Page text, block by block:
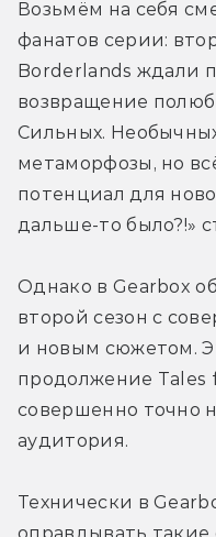
Возьмём на себя
фанатов серии:
Borderlands ждали
возвращение
Сильных.
метаморфозы, но
потенциал для
дальше-то было?!»
Однако в Gearbox
второй сезон с
и новым сюжетом.
продолжение Tales
совершенно точно
аудитория.
Технически в